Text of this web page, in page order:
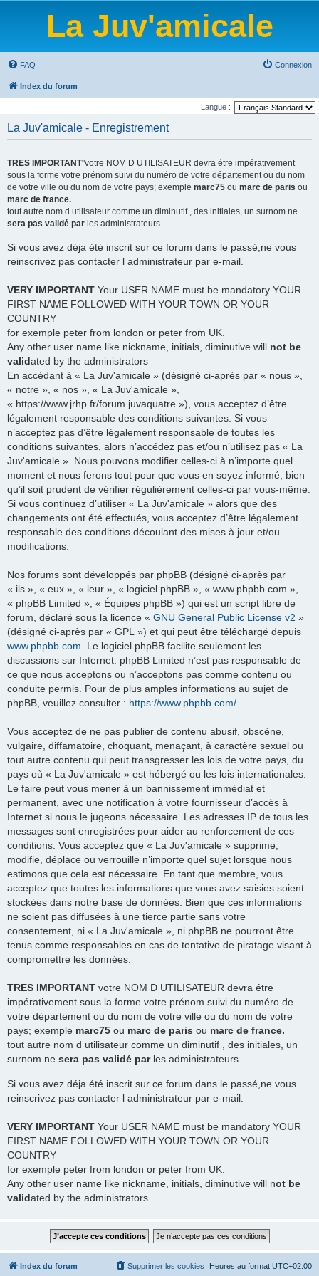
La Juv'amicale
FAQ Connexion
Index du forum
Langue :
La Juv'amicale - Enregistrement
TRES IMPORTANT"votre NOM D UTILISATEUR devra étre impérativement
sous la forme votre prénom suivi du numéro de votre département ou du nom
de votre ville ou du nom de votre pays; exemple marc75 ou marc de paris ou
marc de france.
tout autre nom d utilisateur comme un diminutif , des initiales, un surnom ne
sera pas validé par les administrateurs.
Si vous avez déja été inscrit sur ce forum dans le passé,ne vous
reinscrivez pas contacter l administrateur par e-mail.
VERY IMPORTANT Your USER NAME must be mandatory YOUR
FIRST NAME FOLLOWED WITH YOUR TOWN OR YOUR
COUNTRY
for exemple peter from london or peter from UK.
Any other user name like nickname, initials, diminutive will not be
validated by the administrators
En accédant à « La Juv'amicale » (désigné ci-après par « nous »,
« notre », « nos », « La Juv'amicale »,
« https://www.jrhp.fr/forum.juvaquatre »), vous acceptez d’être
légalement responsable des conditions suivantes. Si vous
n’acceptez pas d’être légalement responsable de toutes les
conditions suivantes, alors n’accédez pas et/ou n’utilisez pas « La
Juv'amicale ». Nous pouvons modifier celles-ci à n’importe quel
moment et nous ferons tout pour que vous en soyez informé, bien
qu’il soit prudent de vérifier régulièrement celles-ci par vous-même.
Si vous continuez d’utiliser « La Juv'amicale » alors que des
changements ont été effectués, vous acceptez d’être légalement
responsable des conditions découlant des mises à jour et/ou
modifications.
Nos forums sont développés par phpBB (désigné ci-après par
« ils », « eux », « leur », « logiciel phpBB », « www.phpbb.com »,
« phpBB Limited », « Équipes phpBB ») qui est un script libre de
forum, déclaré sous la licence « GNU General Public License v2 »
(désigné ci-après par « GPL ») et qui peut être téléchargé depuis
www.phpbb.com. Le logiciel phpBB facilite seulement les
discussions sur Internet. phpBB Limited n’est pas responsable de
ce que nous acceptons ou n’acceptons pas comme contenu ou
conduite permis. Pour de plus amples informations au sujet de
phpBB, veuillez consulter : https://www.phpbb.com/.
Vous acceptez de ne pas publier de contenu abusif, obscène,
vulgaire, diffamatoire, choquant, menaçant, à caractère sexuel ou
tout autre contenu qui peut transgresser les lois de votre pays, du
pays où « La Juv'amicale » est hébergé ou les lois internationales.
Le faire peut vous mener à un bannissement immédiat et
permanent, avec une notification à votre fournisseur d’accès à
Internet si nous le jugeons nécessaire. Les adresses IP de tous les
messages sont enregistrées pour aider au renforcement de ces
conditions. Vous acceptez que « La Juv'amicale » supprime,
modifie, déplace ou verrouille n’importe quel sujet lorsque nous
estimons que cela est nécessaire. En tant que membre, vous
acceptez que toutes les informations que vous avez saisies soient
stockées dans notre base de données. Bien que ces informations
ne soient pas diffusées à une tierce partie sans votre
consentement, ni « La Juv'amicale », ni phpBB ne pourront être
tenus comme responsables en cas de tentative de piratage visant à
compromettre les données.
TRES IMPORTANT votre NOM D UTILISATEUR devra étre
impérativement sous la forme votre prénom suivi du numéro de
votre département ou du nom de votre ville ou du nom de votre
pays; exemple marc75 ou marc de paris ou marc de france.
tout autre nom d utilisateur comme un diminutif , des initiales, un
surnom ne sera pas validé parles administrateurs.
Si vous avez déja été inscrit sur ce forum dans le passé,ne vous
reinscrivez pas contacter l administrateur par e-mail.
VERY IMPORTANT Your USER NAME must be mandatory YOUR
FIRST NAME FOLLOWED WITH YOUR TOWN OR YOUR
COUNTRY
for exemple peter from london or peter from UK.
Any other user name like nickname, initials, diminutive will not be
validated by the administrators
Index du forum Heures au format UTC+02:00
Supprimer les cookies